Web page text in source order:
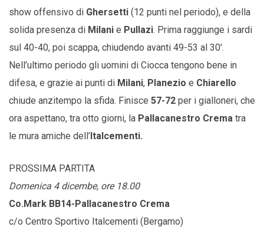
show offensivo di Ghersetti (12 punti nel periodo), e della
solida presenza di Milani e Pullazi. Prima raggiunge i sardi
sul 40-40, poi scappa, chiudendo avanti 49-53 al 30′.
Nell’ultimo periodo gli uomini di Ciocca tengono bene in
difesa, e grazie ai punti di Milani, Planezio e Chiarello
chiude anzitempo la sfida. Finisce 57-72 per i gialloneri, che
ora aspettano, tra otto giorni, la Pallacanestro Crema tra
le mura amiche dell’ Italcementi.
PROSSIMA PARTITA
Domenica 4 dicembe, ore 18.00
Co.Mark BB14-Pallacanestro Crema
c/o Centro Sportivo Italcementi (Bergamo)